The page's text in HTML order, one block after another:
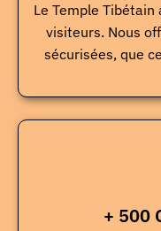
Le Temple
visiteurs. Nous
sécurisées, que
+ 500